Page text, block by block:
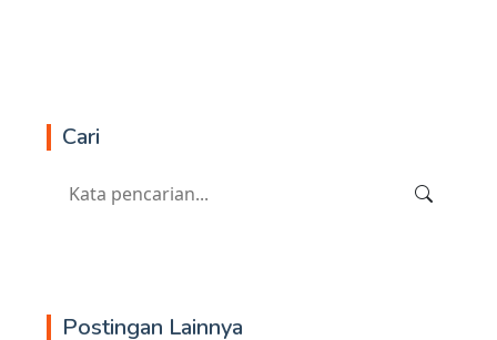
Cari
Postingan Lainnya